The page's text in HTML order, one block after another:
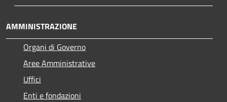
AMMINISTRAZIONE
Organi di Governo
Aree Amministrative
Uffici
Enti e fondazioni